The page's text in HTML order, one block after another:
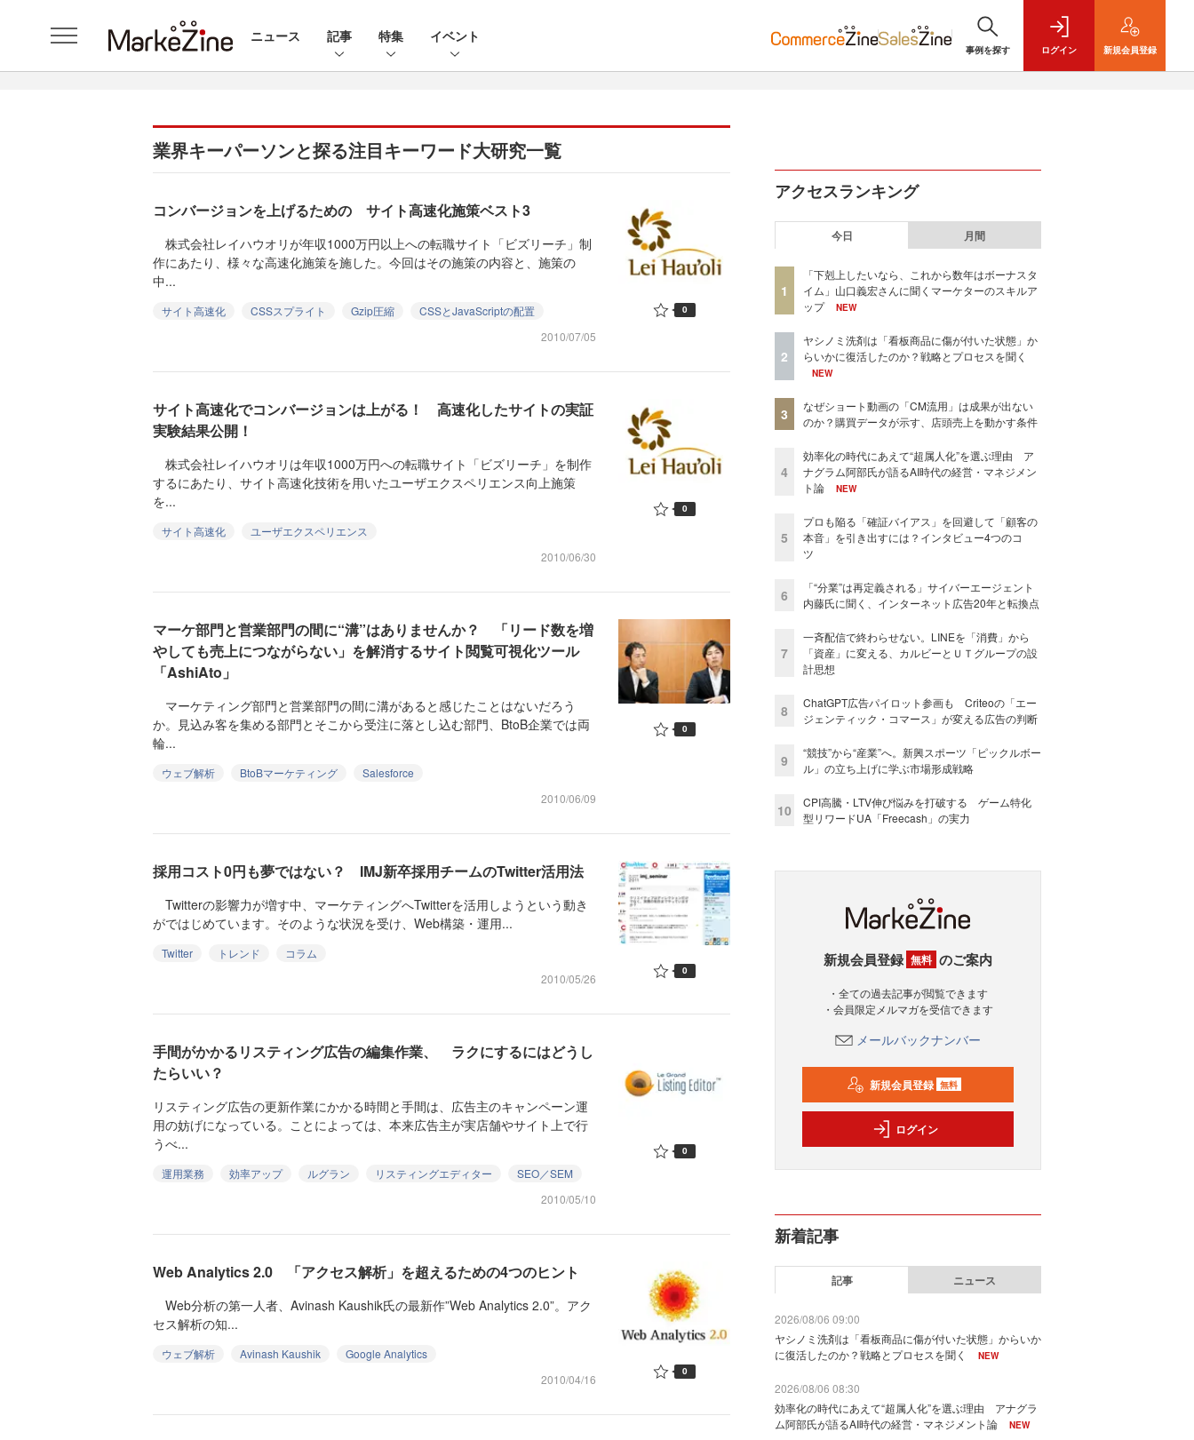
ニュース 記事 特集 イベント
事例を探す ログイン 新規会員登録
業界キーパーソンと探る注目キーワード大研究一覧
コンバージョンを上げるための サイト高速化施策ベスト3
株式会社レイハウオリが年収1000万円以上への転職サイト「ビズリーチ」制
作にあたり、様々な高速化施策を施した。今回はその施策の内容と、施策の
中...
サイト高速化 CSSスプライト Gzip圧縮
CSSとJavaScriptの配置
2010/07/05
0
サイト高速化でコンバージョンは上がる！ 高速化したサイトの実証
実験結果公開！
株式会社レイハウオリは年収1000万円への転職サイト「ビズリーチ」を制作
するにあたり、サイト高速化技術を用いたユーザエクスペリエンス向上施策
を...
サイト高速化
ユーザエクスペリエンス
2010/06/30
0
マーケ部門と営業部門の間に“溝”はありませんか？ 「リード数を増
やしても売上につながらない」を解消するサイト閲覧可視化ツール
「AshiAto」
マーケティング部門と営業部門の間に溝があると感じたことはないだろう
か。見込み客を集める部門とそこから受注に落とし込む部門、BtoB企業では両
輪...
ウェブ解析 BtoBマーケティング
Salesforce
2010/06/09
0
採用コスト0円も夢ではない？ IMJ新卒採用チームのTwitter活用法
Twitterの影響力が増す中、マーケティングへTwitterを活用しようという動き
がではじめています。そのような状況を受け、Web構築・運用...
Twitter トレンド
コラム
2010/05/26
0
手間がかかるリスティング広告の編集作業、 ラクにするにはどうし
たらいい？
リスティング広告の更新作業にかかる時間と手間は、広告主のキャンペーン運
用の妨げになっている。ことによっては、本来広告主が実店舗やサイト上で行
うべ...
運用業務 効率アップ ルグラン リスティングエディター
SEO／SEM
2010/05/10
0
Web Analytics 2.0 「アクセス解析」を超えるための4つのヒント
Web分析の第一人者、Avinash Kaushik氏の最新作”Web Analytics 2.0”。アク
セス解析の知...
ウェブ解析 Avinash Kaushik
Google Analytics
2010/04/16
0
アクセスランキング
今日 月間
1
「下剋上したいなら、これから数年はボーナスタ
イム」山口義宏さんに聞くマーケターのスキルア
ップ
NEW
2
ヤシノミ洗剤は「看板商品に傷が付いた状態」か
らいかに復活したのか？戦略とプロセスを聞く
NEW
3
なぜショート動画の「CM流用」は成果が出ない
のか？購買データが示す、店頭売上を動かす条件
4
効率化の時代にあえて“超属人化”を選ぶ理由 ア
ナグラム阿部氏が語るAI時代の経営・マネジメン
ト論
NEW
5
プロも陥る「確証バイアス」を回避して「顧客の
本音」を引き出すには？インタビュー4つのコ
ツ
6
「“分業”は再定義される」サイバーエージェント
内藤氏に聞く、インターネット広告20年と転換点
7
一斉配信で終わらせない。LINEを「消費」から
「資産」に変える、カルビーとＵＴグループの設
計思想
8
ChatGPT広告パイロット参画も Criteoの「エー
ジェンティック・コマース」が変える広告の判断
9
“競技”から“産業”へ。新興スポーツ「ピックルボー
ル」の立ち上げに学ぶ市場形成戦略
10
CPI高騰・LTV伸び悩みを打破する ゲーム特化
型リワードUA「Freecash」の実力
新規会員登録 無料 のご案内
・全ての過去記事が閲覧できます
・会員限定メルマガを受信できます
メールバックナンバー
新規会員登録 無料
ログイン
新着記事
記事 ニュース
2026/08/06 09:00
ヤシノミ洗剤は「看板商品に傷が付いた状態」からいか
に復活したのか？戦略とプロセスを聞く
NEW
2026/08/06 08:30
効率化の時代にあえて“超属人化”を選ぶ理由 アナグラ
ム阿部氏が語るAI時代の経営・マネジメント論
NEW